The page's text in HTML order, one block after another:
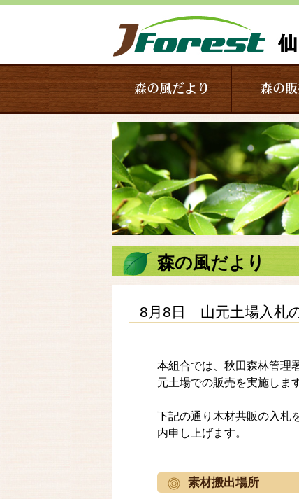
森の風だより 森の
森の風だより
8月8日 山元土場入札
本組合では、秋田森林管理
元土場での販売を実施します
下記の通り木材共販の入札
内申し上げます。
素材搬出場所